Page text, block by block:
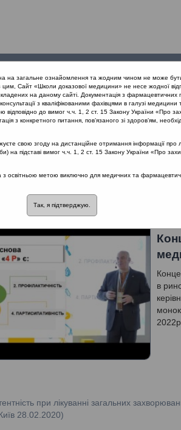
проекту
Лектор: Попович Василь Іванович
в
при лікуванні загальних
28.02.2020)
на загальне ознайомлення та жодним чином не може
цим, Сайт «Школи доказової медицини» не несе жодної
на даному сайті. Документація з фармацевтичних
з кваліфікованими фахівцями в галузі медицини
до вимог ч.ч. 1, 2 ст. 15 Закону України «Про
з конкретного питання, пов’язаного зі здоров’ям,
свою згоду на дистанційне отримання інформації про
на підставі вимог ч.ч. 1, 2 ст. 15 Закону України «Про
з освітньою метою виключно для медичних та
Так, я підтверджую.